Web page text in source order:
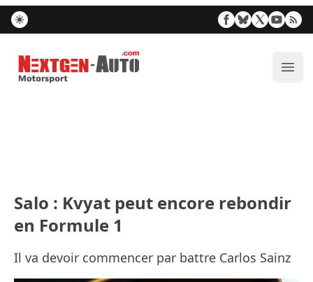
Nextgen-Auto.com
Salo : Kvyat peut encore rebondir
en Formule 1
Il va devoir commencer par battre Carlos Sainz